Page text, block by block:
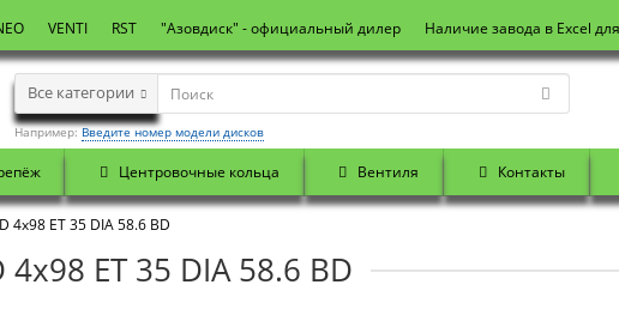
VENTI RST "Азовдиск" - официальный дилер Наличие завода в Excel
Все категории
Например:Введите номер модели дисков
Центровочные кольца Вентиля Контакты
4x98 ET 35 DIA 58.6 BD
ET 35 DIA 58.6 BD